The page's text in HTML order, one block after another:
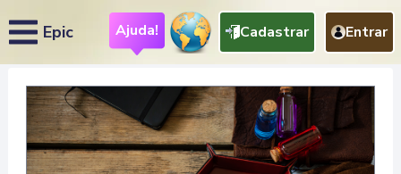
Epic Ajuda! Cadastrar Entrar